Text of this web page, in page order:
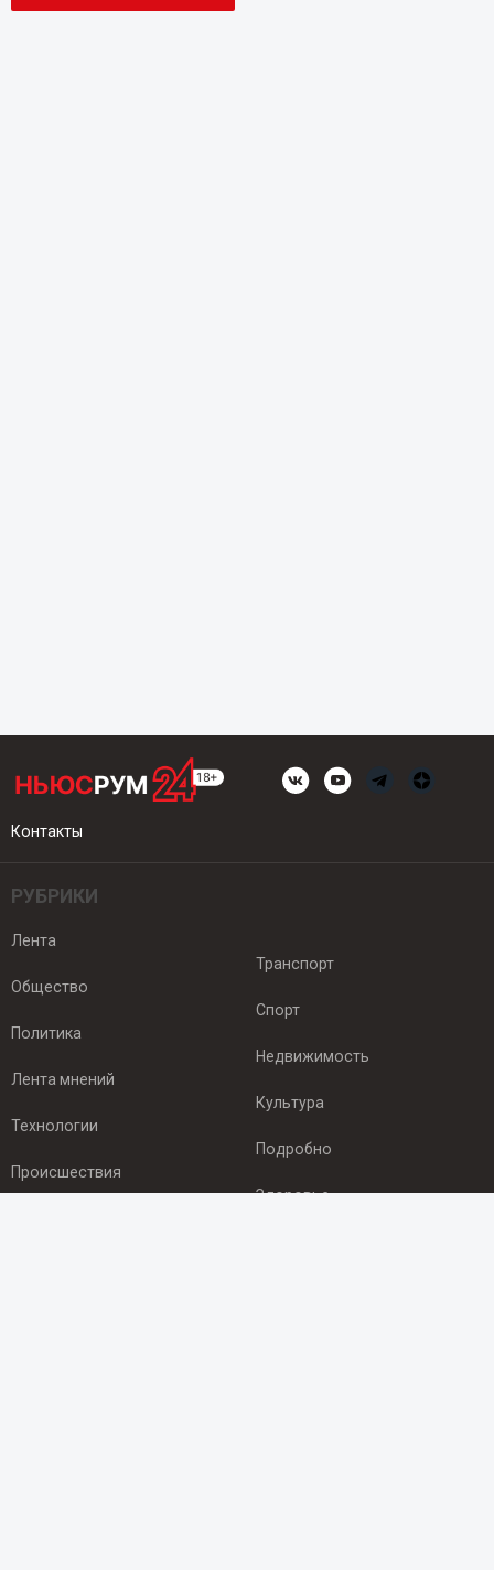
Контакты
РУБРИКИ
Лента
Общество
Политика
Лента мнений
Технологии
Происшествия
Транспорт
Спорт
Недвижимость
Культура
Подробно
Здоровье